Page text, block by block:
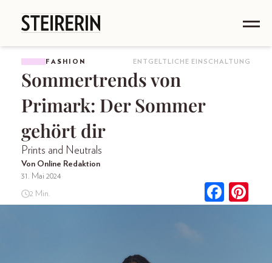
FASHION ENTGELTLICHE EINSCHALTUNG
Sommertrends von
Primark: Der Sommer
gehört dir
Prints and Neutrals
Von Online Redaktion
31. Mai 2024
2 Min.